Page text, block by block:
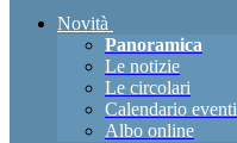
Novità
Panoramica
Le notizie
Le circolari
Calendario eventi
Albo online